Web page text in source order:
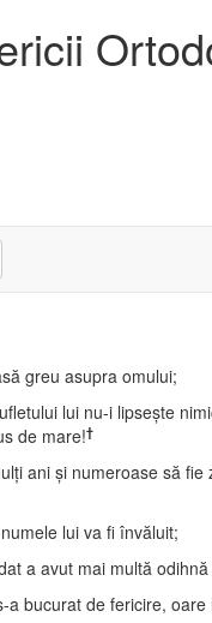
greu asupra omului;
lui nu-i lipseşte
de mare!†
ani şi numeroase să
lui va fi învăluit;
a avut mai multă
bucurat de fericire,